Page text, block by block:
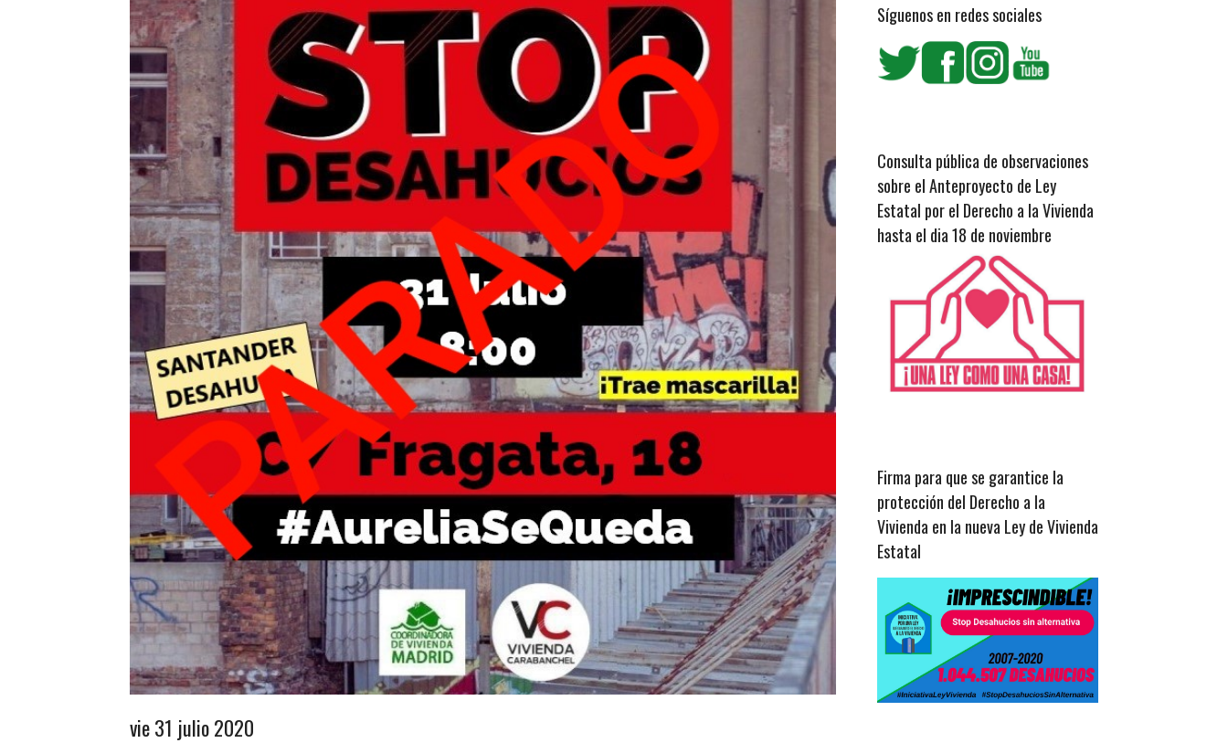
vie 31 julio 2020
Síguenos en redes sociales
Consulta pública de observaciones
sobre el Anteproyecto de Ley
Estatal por el Derecho a la Vivienda
hasta el dia 18 de noviembre
Firma para que se garantice la
protección del Derecho a la
Vivienda en la nueva Ley de Vivienda
Estatal